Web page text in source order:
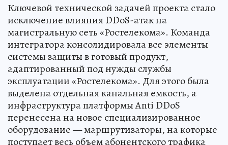
Ключевой технической задачей проекта стало
исключение влияния DDoS-атак на
магистральную сеть «Ростелекома». Команда
интегратора консолидировала все элементы
системы защиты в готовый продукт,
адаптированный под нужды службы
эксплуатации «Ростелекома». Для этого была
выделена отдельная канальная емкость, а
инфраструктура платформы Anti DDoS
перенесена на новое специализированное
оборудование — маршрутизаторы, на которые
поступает весь объем абонентского трафика